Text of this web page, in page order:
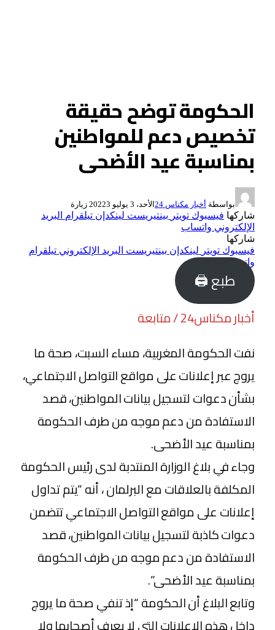
الحكومة توضح حقيقة
تخصيص دعم للمواطنين
بمناسبة عيد الأضحى
بواسطة أخبار مكناس 24 الأحد، 3 يوليو 2022 3 زيارة
شاركها فيسبوك تويتر بينتيريست لينكدإن تيلقرام البريد
الإلكتروني واتساب
شاركها
فيسبوك تويتر لينكدإن بينتيريست البريد الإلكتروني تيلقرام
واتساب
طبع 🖨
أخبار مكناس24 / متابعة
نفت الحكومة المغربية، مساء السبت، صحة ما
يروج عبر إعلانات على مواقع التواصل الاجتماعي،
بشأن دعوات لتسجيل بيانات المواطنين، قصد
الاستفادة من دعم موجه من طرف الحكومة
بمناسبة عيد الأضحى.
وجاء في بلاغ الوزارة المنتدبة لدى رئيس الحكومة
المكلفة بالعلاقات مع البرلمان ، أنه “يتم تداول
إعلانات على مواقع التواصل الاجتماعي تتضمن
دعوات كاذبة لتسجيل بيانات المواطنين، قصد
الاستفادة من دعم موجه من طرف الحكومة
بمناسبة عيد الأضحى”.
وتابع البلاغ أن الحكومة “إذ تنفي صحة ما يروج
داخل هذه الاعلانات التي لا يعرف أصحابها ولا